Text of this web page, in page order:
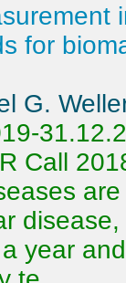
for
G.
Call
year